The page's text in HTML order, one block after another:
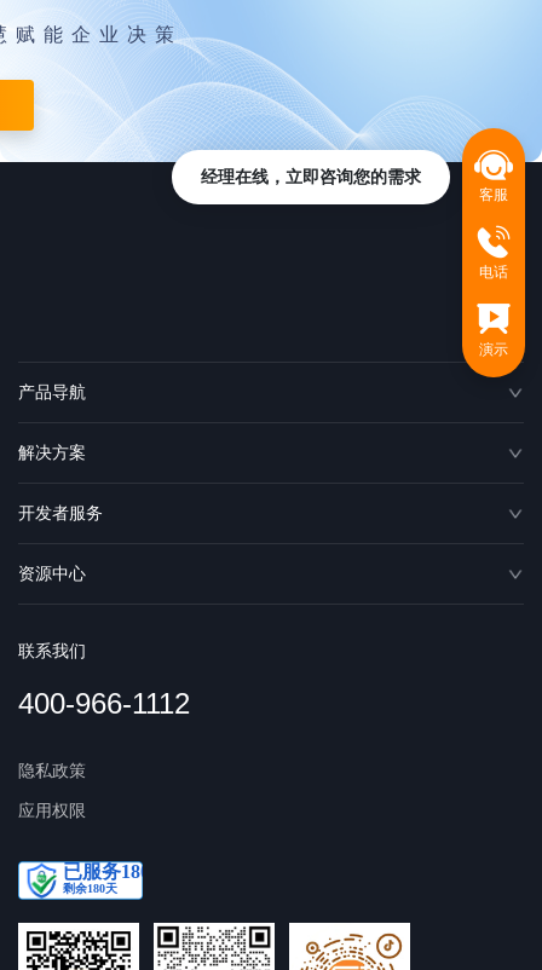
赋能企业决策
产品导航
解决方案
开发者服务
资源中心
联系我们
400-966-1112
隐私政策
应用权限
客服
电话
演示
经理在线，立即咨询您的需求